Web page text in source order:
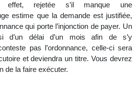
effet, rejetée s’il manque une
estime que la demande est justifiée,
qui porte l’injonction de payer. Un
d’un délai d’un mois afin de s’y
pas l’ordonnance, celle-ci sera
et deviendra un titre. Vous devrez
de la faire exécuter.